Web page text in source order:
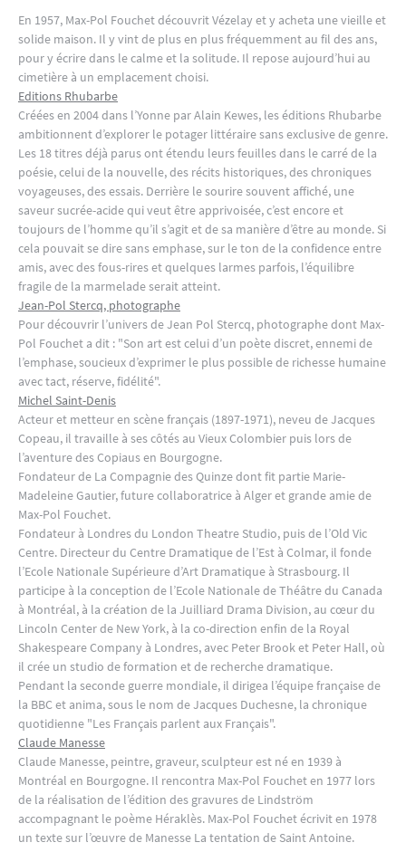
En 1957, Max-Pol Fouchet découvrit Vézelay et y acheta une vieille et
solide maison. Il y vint de plus en plus fréquemment au fil des ans,
pour y écrire dans le calme et la solitude. Il repose aujourd’hui au
cimetière à un emplacement choisi.
Editions Rhubarbe
Créées en 2004 dans l’Yonne par Alain Kewes, les éditions Rhubarbe
ambitionnent d’explorer le potager littéraire sans exclusive de genre.
Les 18 titres déjà parus ont étendu leurs feuilles dans le carré de la
poésie, celui de la nouvelle, des récits historiques, des chroniques
voyageuses, des essais. Derrière le sourire souvent affiché, une
saveur sucrée-acide qui veut être apprivoisée, c’est encore et
toujours de l’homme qu’il s’agit et de sa manière d’être au monde. Si
cela pouvait se dire sans emphase, sur le ton de la confidence entre
amis, avec des fous-rires et quelques larmes parfois, l’équilibre
fragile de la marmelade serait atteint.
Jean-Pol Stercq, photographe
Pour découvrir l’univers de Jean Pol Stercq, photographe dont Max-
Pol Fouchet a dit : "Son art est celui d’un poète discret, ennemi de
l’emphase, soucieux d’exprimer le plus possible de richesse humaine
avec tact, réserve, fidélité".
Michel Saint-Denis
Acteur et metteur en scène français (1897-1971), neveu de Jacques
Copeau, il travaille à ses côtés au Vieux Colombier puis lors de
l’aventure des Copiaus en Bourgogne.
Fondateur de La Compagnie des Quinze dont fit partie Marie-
Madeleine Gautier, future collaboratrice à Alger et grande amie de
Max-Pol Fouchet.
Fondateur à Londres du London Theatre Studio, puis de l’Old Vic
Centre. Directeur du Centre Dramatique de l’Est à Colmar, il fonde
l’Ecole Nationale Supérieure d’Art Dramatique à Strasbourg. Il
participe à la conception de l’Ecole Nationale de Théâtre du Canada
à Montréal, à la création de la Juilliard Drama Division, au cœur du
Lincoln Center de New York, à la co-direction enfin de la Royal
Shakespeare Company à Londres, avec Peter Brook et Peter Hall, où
il crée un studio de formation et de recherche dramatique.
Pendant la seconde guerre mondiale, il dirigea l’équipe française de
la BBC et anima, sous le nom de Jacques Duchesne, la chronique
quotidienne "Les Français parlent aux Français".
Claude Manesse
Claude Manesse, peintre, graveur, sculpteur est né en 1939 à
Montréal en Bourgogne. Il rencontra Max-Pol Fouchet en 1977 lors
de la réalisation de l’édition des gravures de Lindström
accompagnant le poème Héraklès. Max-Pol Fouchet écrivit en 1978
un texte sur l’œuvre de Manesse La tentation de Saint Antoine.